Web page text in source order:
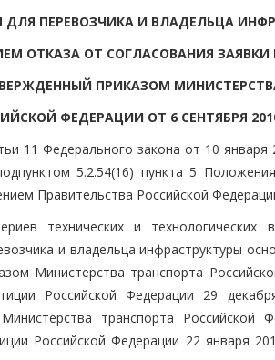
ДЛЯ ПЕРЕВОЗЧИКА И ВЛАДЕЛЬЦА
ОТКАЗА ОТ СОГЛАСОВАНИЯ ЗАЯВКИ
ПРИКАЗОМ
ФЕДЕРАЦИИ ОТ 6 СЕНТЯБРЯ
11 Федерального закона от 10 января
5.2.54(16) пункта 5
Правительства Российской
технических и технологических
и владельца инфраструктуры
Министерства транспорта
Российской Федерации 29
транспорта
Российской Федерации 22 января